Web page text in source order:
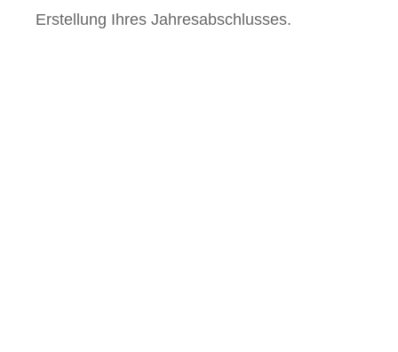
Erstellung Ihres Jahresabschlusses.